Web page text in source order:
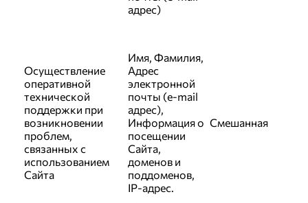
адрес)
Осуществление
оперативной
технической
поддержки при
возникновении
проблем,
связанных с
использованием
Сайта
Имя, Фамилия,
Адрес
электронной
почты (e-mail
адрес),
Информация о
посещении
Сайта,
доменов и
поддоменов,
IP-адрес.
Смешанная